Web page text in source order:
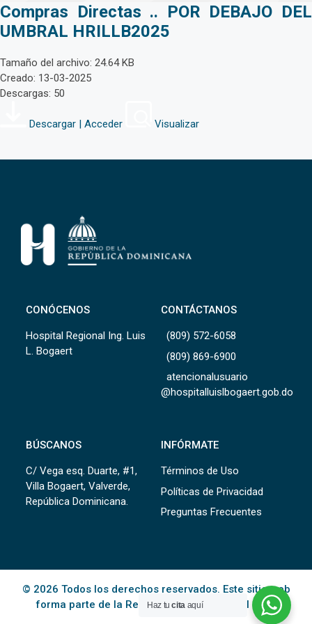
Compras Directas .. POR DEBAJO DEL
UMBRAL HRILLB2025
Tamaño del archivo: 24.64 KB
Creado: 13-03-2025
Descargas: 50
Descargar | Acceder Visualizar
CONÓCENOS
Hospital Regional Ing. Luis
L. Bogaert
CONTÁCTANOS
(809) 572-6058
(809) 869-6900
atencionalusuario
@hospitalluislbogaert.gob.do
BÚSCANOS
C/ Vega esq. Duarte, #1,
Villa Bogaert, Valverde,
República Dominicana.
INFÓRMATE
Términos de Uso
Políticas de Privacidad
Preguntas Frecuentes
© 2026 Todos los derechos reservados. Este sitio web
forma parte de la Red Pública de Salud del SNS.
Haz tucita aquí